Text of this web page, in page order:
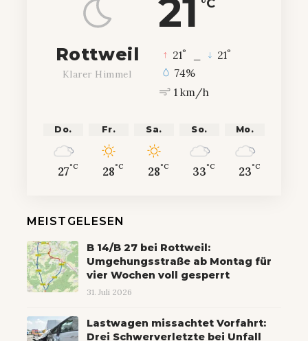
21 °C
Rottweil
Klarer Himmel
21° 21°
74%
1 km/h
Do.
27°C
Fr.
28°C
Sa.
28°C
So.
33°C
Mo.
23°C
MEISTGELESEN
B 14/B 27 bei Rottweil:
Umgehungsstraße ab Montag für
vier Wochen voll gesperrt
31. Juli 2026
Lastwagen missachtet Vorfahrt:
Drei Schwerverletzte bei Unfall